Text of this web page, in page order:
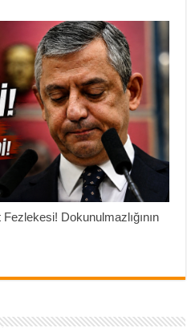
Dokunulmazlığının